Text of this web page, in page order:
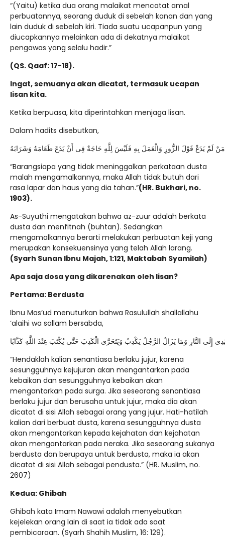
“(Yaitu) ketika dua orang malaikat mencatat amal
perbuatannya, seorang duduk di sebelah kanan dan yang
lain duduk di sebelah kiri. Tiada suatu ucapanpun yang
diucapkannya melainkan ada di dekatnya malaikat
pengawas yang selalu hadir.”
(QS. Qaaf: 17-18).
Ingat, semuanya akan dicatat, termasuk ucapan
lisan kita.
Ketika berpuasa, kita diperintahkan menjaga lisan.
Dalam hadits disebutkan,
مَنْ لَمْ يَدَعْ قَوْلَ الزُّورِ وَالْعَمَلَ بِهِ فَلَيْسَ لِلَّهِ حَاجَةٌ فِى أَنْ يَدَعَ طَعَامَهُ وَشَرَابَهُ
“Barangsiapa yang tidak meninggalkan perkataan dusta
malah mengamalkannya, maka Allah tidak butuh dari
rasa lapar dan haus yang dia tahan.”(HR. Bukhari, no.
1903).
As-Suyuthi mengatakan bahwa az-zuur adalah berkata
dusta dan menfitnah (buhtan). Sedangkan
mengamalkannya berarti melakukan perbuatan keji yang
merupakan konsekuensinya yang telah Allah larang.
(Syarh Sunan Ibnu Majah, 1:121, Maktabah Syamilah)
Apa saja dosa yang dikarenakan oleh lisan?
Pertama: Berdusta
Ibnu Mas’ud menuturkan bahwa Rasulullah shallallahu
‘alaihi wa sallam bersabda,
إِلَى النَّارِ وَمَا يَزَالُ الرَّجُلُ يَكْذِبُ وَيَتَحَرَّى الْكَذِبَ حَتَّى يُكْتَبَ عِنْدَ اللَّهِ كَذَّابًا
“Hendaklah kalian senantiasa berlaku jujur, karena
sesungguhnya kejujuran akan mengantarkan pada
kebaikan dan sesungguhnya kebaikan akan
mengantarkan pada surga. Jika seseorang senantiasa
berlaku jujur dan berusaha untuk jujur, maka dia akan
dicatat di sisi Allah sebagai orang yang jujur. Hati-hatilah
kalian dari berbuat dusta, karena sesungguhnya dusta
akan mengantarkan kepada kejahatan dan kejahatan
akan mengantarkan pada neraka. Jika seseorang sukanya
berdusta dan berupaya untuk berdusta, maka ia akan
dicatat di sisi Allah sebagai pendusta.” (HR. Muslim, no.
2607)
Kedua: Ghibah
Ghibah kata Imam Nawawi adalah menyebutkan
kejelekan orang lain di saat ia tidak ada saat
pembicaraan. (Syarh Shahih Muslim, 16: 129).